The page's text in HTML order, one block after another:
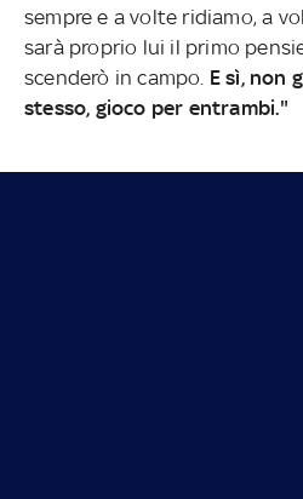
sempre e a volte ridiamo, a
sarà proprio lui il primo
scenderò in campo. E sì, non
stesso, gioco per entrambi."